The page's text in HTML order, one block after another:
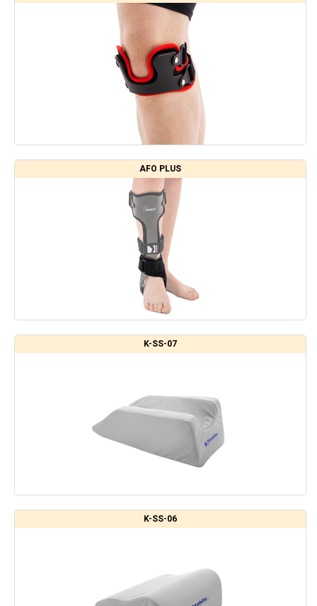
AFO PLUS
K-SS-07
K-SS-06